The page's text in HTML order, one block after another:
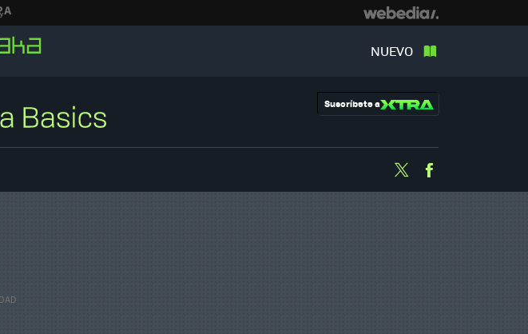
NUEVO
Suscríbete a
Twitter